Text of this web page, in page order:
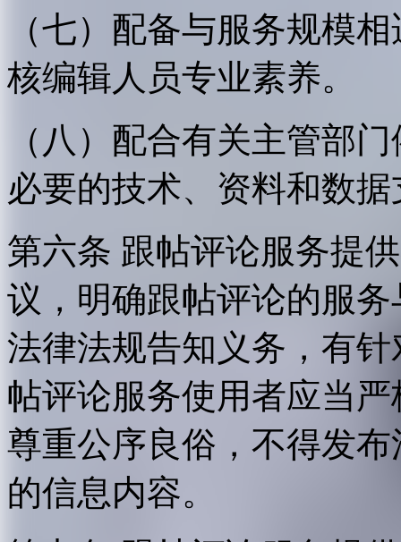
（七）配备与服务规模
核编辑人员专业素养。
（八）配合有关主管部
必要的技术、资料和数
第六条 跟帖评论服务提
议，明确跟帖评论的服
法律法规告知义务，有
帖评论服务使用者应当
尊重公序良俗，不得发
的信息内容。